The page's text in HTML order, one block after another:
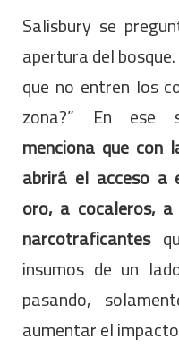
Salisbury se
apertura del
que no entren los
zona?” En ese
menciona que con
abrirá el acceso a
oro, a cocaleros,
narcotraficantes
insumos de un
pasando,
aumentar el